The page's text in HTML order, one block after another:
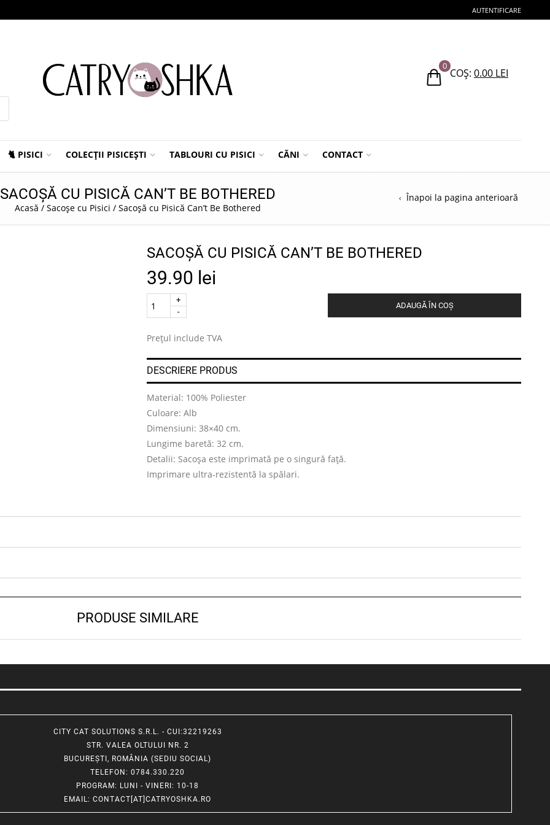
AUTENTIFICARE
0
COȘ: 0.00 LEI
🐈 PISICI COLECȚII PISICEȘTI TABLOURI CU PISICI CĂNI CONTACT
SACOȘĂ CU PISICĂ CAN’T BE BOTHERED
Acasă / Sacoșe cu Pisici / Sacoșă cu Pisică Can’t Be Bothered
Înapoi la pagina anterioară
SACOȘĂ CU PISICĂ CAN’T BE BOTHERED
39.90 lei
Quantity
ADAUGĂ ÎN COȘ
Prețul include TVA
DESCRIERE PRODUS
Material: 100% Poliester
Culoare: Alb
Dimensiuni: 38×40 cm.
Lungime baretă: 32 cm.
Detalii: Sacoșa este imprimată pe o singură față.
Imprimare ultra-rezistentă la spălari.
PRODUSE SIMILARE
CITY CAT SOLUTIONS S.R.L. - CUI:32219263
STR. VALEA OLTULUI NR. 2
BUCUREȘTI, ROMÂNIA (SEDIU SOCIAL)
TELEFON : 0784.330.220
PROGRAM: LUNI - VINERI: 10-18
EMAIL: CONTACT[AT]CATRYOSHKA.RO